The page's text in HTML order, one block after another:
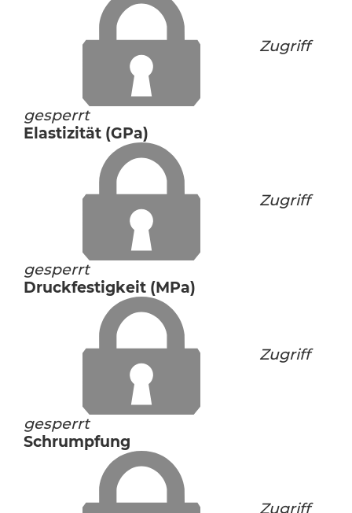
Zugriff
gesperrt
Elastizität (GPa)
Zugriff
gesperrt
Druckfestigkeit (MPa)
Zugriff
gesperrt
Schrumpfung
Zugriff